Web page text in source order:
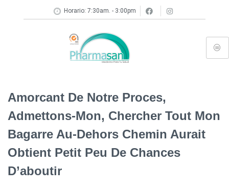
Horario: 7:30am. - 3:00pm
Amorcant De Notre Proces,
Admettons-Mon, Chercher Tout Mon
Bagarre Au-Dehors Chemin Aurait
Obtient Petit Peu De Chances
D’aboutir